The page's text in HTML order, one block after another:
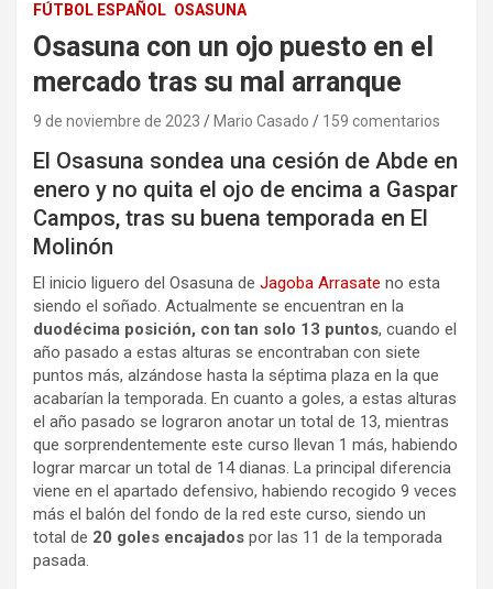
FÚTBOL ESPAÑOL OSASUNA
Osasuna con un ojo puesto en el
mercado tras su mal arranque
9 de noviembre de 2023 Mario Casado 159 comentarios
El Osasuna sondea una cesión de Abde en
enero y no quita el ojo de encima a Gaspar
Campos, tras su buena temporada en El
Molinón
El inicio liguero del Osasuna de Jagoba Arrasate no esta
siendo el soñado. Actualmente se encuentran en la
duodécima posición, con tan solo 13 puntos, cuando el
año pasado a estas alturas se encontraban con siete
puntos más, alzándose hasta la séptima plaza en la que
acabarían la temporada. En cuanto a goles, a estas alturas
el año pasado se lograron anotar un total de 13, mientras
que sorprendentemente este curso llevan 1 más, habiendo
lograr marcar un total de 14 dianas. La principal diferencia
viene en el apartado defensivo, habiendo recogido 9 veces
más el balón del fondo de la red este curso, siendo un
total de 20 goles encajados por las 11 de la temporada
pasada.